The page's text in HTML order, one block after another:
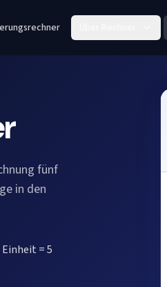
fünf
in den
= 5